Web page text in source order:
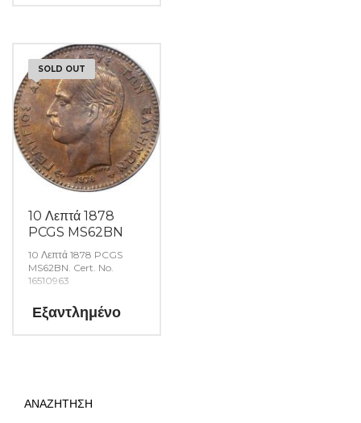
SOLD OUT
10 Λεπτά 1878
PCGS MS62BN
10 Λεπτά 1878 PCGS
MS62BN. Cert. No.
16510963
Εξαντλημένο
ΑΝΑΖΗΤΗΣΗ